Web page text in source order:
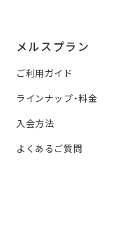
メルスプラン
ご利用ガイド
ラインナップ・料金
入会方法
よくあるご質問